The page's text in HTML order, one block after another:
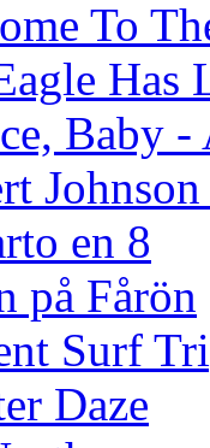
To
Has
Baby -
en 8
på Fårön
Surf
Daze